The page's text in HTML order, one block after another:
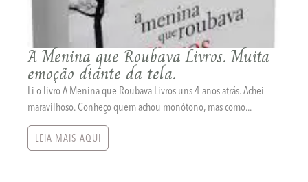
A Menina que Roubava Livros. Muita
emoção diante da tela.
Li o livro A Menina que Roubava Livros uns 4 anos atrás. Achei
maravilhoso. Conheço quem achou monótono, mas como...
LEIA MAIS AQUI